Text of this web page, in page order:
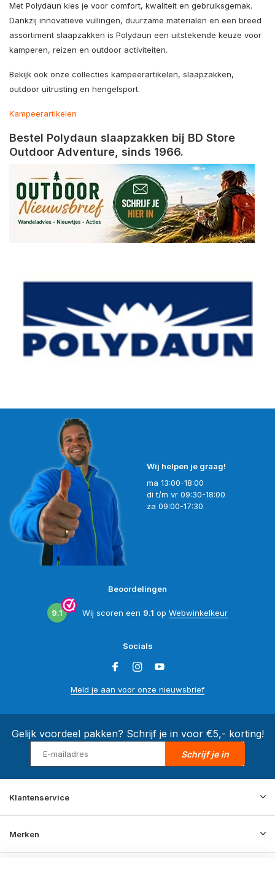
Met Polydaun kies je voor comfort, kwaliteit en gebruiksgemak.
Dankzij innovatieve vullingen, duurzame materialen en een breed
assortiment slaapzakken is Polydaun een uitstekende keuze voor
kamperen, reizen en outdoor activiteiten.
Bekijk ook onze collecties kampeerartikelen, slaapzakken,
outdoor uitrusting en hengelsport.
Kampeerartikelen
Bestel Polydaun slaapzakken bij BD Store
Outdoor Adventure, sinds 1966.
Wij helpen je graag!
ma 13:00-18:00
di t/m vr 09:30-18:00
za 09:00-17:30
Beoordelingen
9.1 Wij scoren een 9.1 op Webwinkelkeur
Socials
Meld je aan voor onze nieuwsbrief
Gelijk voordeel pakken? Schrijf je in voor €5,- korting!
Schrijf je in
Klantenservice
Merken